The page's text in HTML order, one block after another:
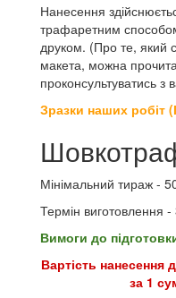
Нанесення
трафаретним
друком. (Про те, який
макета, можна
проконсультуватись
Зразки наших робіт
Мінімальний тираж -
Термін виготовлення -
Вимоги до
Вартість нанесення
за 1